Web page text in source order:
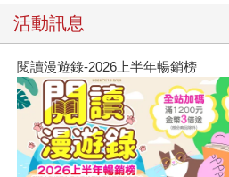
活動訊息
閱讀漫遊錄-2026上半年暢銷榜